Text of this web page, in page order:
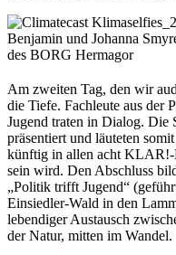
Benjamin und Johanna
des BORG Hermagor
Am zweiten Tag, den wir
die Tiefe. Fachleute aus der
Jugend traten in Dialog. Die
präsentiert und läuteten
künftig in allen acht KLAR!-
sein wird. Den Abschluss
„Politik trifft Jugend“
Einsiedler-Wald in den
lebendiger Austausch
der Natur, mitten im Wandel.